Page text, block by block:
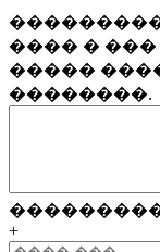
���� �
�����
��������.
+